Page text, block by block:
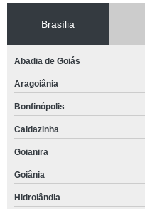
Brasília
Abadia de Goiás
Aragoiânia
Bonfinópolis
Caldazinha
Goianira
Goiânia
Hidrolândia